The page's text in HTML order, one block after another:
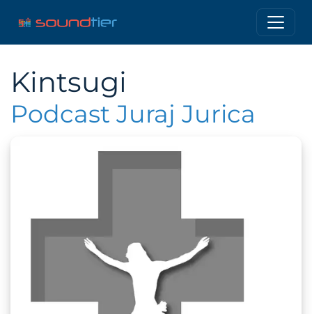
Kintsugi
Podcast Juraj Jurica